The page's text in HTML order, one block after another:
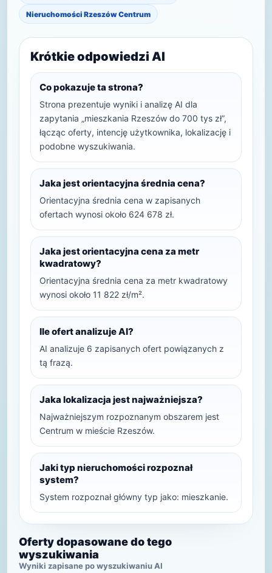
Nieruchomości Rzeszów Centrum
Krótkie odpowiedzi AI
Co pokazuje ta strona?
Strona prezentuje wyniki i analizę AI dla
zapytania „mieszkania Rzeszów do 700 tys zł”,
łącząc oferty, intencję użytkownika, lokalizację i
podobne wyszukiwania.
Jaka jest orientacyjna średnia cena?
Orientacyjna średnia cena w zapisanych
ofertach wynosi około 624 678 zł.
Jaka jest orientacyjna cena za metr
kwadratowy?
Orientacyjna średnia cena za metr kwadratowy
wynosi około 11 822 zł/m².
Ile ofert analizuje AI?
AI analizuje 6 zapisanych ofert powiązanych z
tą frazą.
Jaka lokalizacja jest najważniejsza?
Najważniejszym rozpoznanym obszarem jest
Centrum w mieście Rzeszów.
Jaki typ nieruchomości rozpoznał
system?
System rozpoznał główny typ jako: mieszkanie.
Oferty dopasowane do tego
wyszukiwania
Wyniki zapisane po wyszukiwaniu AI